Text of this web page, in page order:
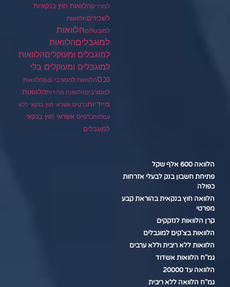
לצעיריםהלוואות חוץ בנקאיות
לשכיריםהלוואות
למובטליםהלוואות
למוגבליםהלוואות
למוגבלים ומעוקליםהלוואות
למוגבלים ומעוקלים בלי
נכסהלוואות למסורבי bdi
הלוואות
למסורביםהלוואות מהירותהלוואות
מיידיותכרטיס אשראי חוץ בנקאי ללא
עמלותכרטיס אשראי חוץ בנקאי
למוגבלים
הלוואה 600 אלף שקל
פתיחת חשבון בנק לבעלי אזרחות
כפולה
הלוואה חוץ בנקאית בהוראת קבע
מפרטי
קרן הלוואות לנזקקים
הלוואות בצ'קים למוגבלים
הלוואות ללא ריבית וללא ערבים
גמ"ח הלוואות אשדוד
הלוואה עד 20000
גמ"ח הלוואה ללא ריבית